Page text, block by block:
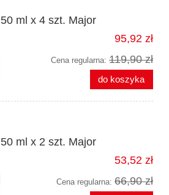
ml x 4 szt. Major
95,92 zł
Cena regularna: 119,90 zł
do koszyka
ml x 2 szt. Major
53,52 zł
Cena regularna: 66,90 zł